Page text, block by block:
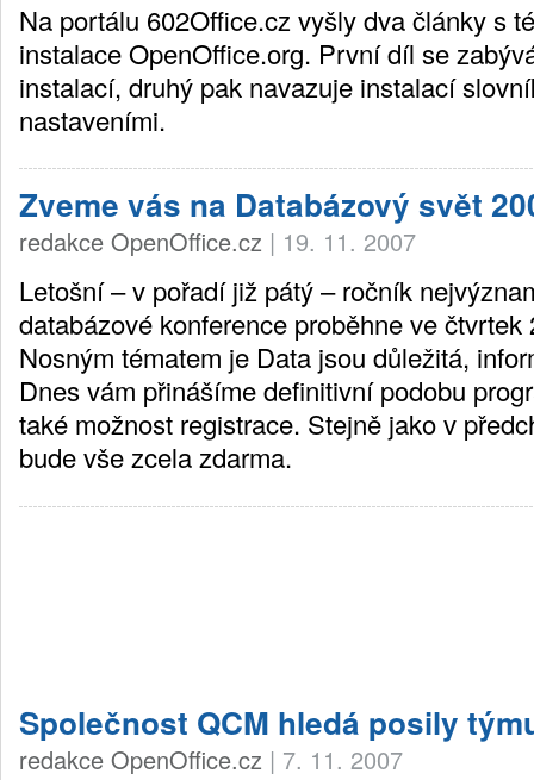
Na portálu 602Office.cz vyšly dva články s
instalace OpenOffice.org. První díl se
instalací, druhý pak navazuje instalací
nastaveními.
Zveme vás na Databázový svět
redakce OpenOffice.cz | 19. 11. 2007
Letošní – v pořadí již pátý – ročník
databázové konference proběhne ve čtvrtek
Nosným tématem je Data jsou důležitá,
Dnes vám přinášíme definitivní podobu
také možnost registrace. Stejně jako v
bude vše zcela zdarma.
Společnost QCM hledá posily
redakce OpenOffice.cz | 7. 11. 2007